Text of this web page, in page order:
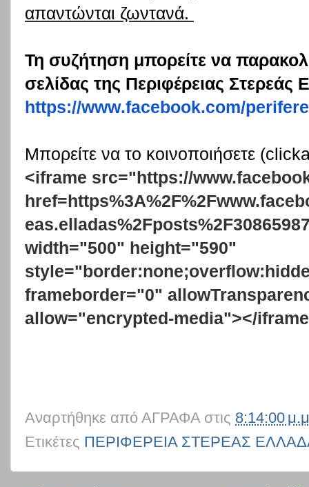
απαντώνται ζωντανά.
Τη συζήτηση μπορείτε να
σελίδας της Περιφέρειας
https://www.facebook.com/
Μπορείτε να το κοινοποιήσετε
<iframe src="https://
width="500" height="590"
frameborder="0"
allow="encrypted-media"></
Αναρτήθηκε από ΑΓΡΑΦΑ στις 8:14:00
Ετικέτες ΠΕΡΙΦΕΡΕΙΑ ΣΤΕΡΕΑΣ